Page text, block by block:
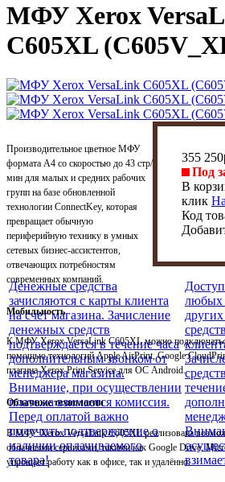
МФУ Xerox
C605XL
355 250
Под
В
клик
Код
Производительное цветное МФУ
формата А4 со скоростью до 43 стр/
мин для малых и средних рабочих
групп на базе обновленной
технологии ConnectKey, которая
превращает обычную
периферийную технику в умных
сетевых бизнес-ассистентов,
отвечающих потребностям
современных компаний.
Мобильность
К МФУ Xerox VersaLink C605XL можно
помощью технологий Apple AirPrint, Google
плагина Xerox Print Service для ОС Android.
Облачные технологии
В МФУ Xerox VersaLink C605XL реализована
облачными сервисами, такими как Google Drive,
упрощает работу как в офисе, так и удалённо.
Денежные средства
зачисляются с карты клиента
на счет магазина. Зачисление
денежных средств
подтверждается в течение часа
дополнительным звонком от
менеджера магазина.
Внимание, при осуществлении
платежа взимается комиссия.
Перед оплатой важно
получить подтверждение о
наличии оплачиваемого
товара!
любых